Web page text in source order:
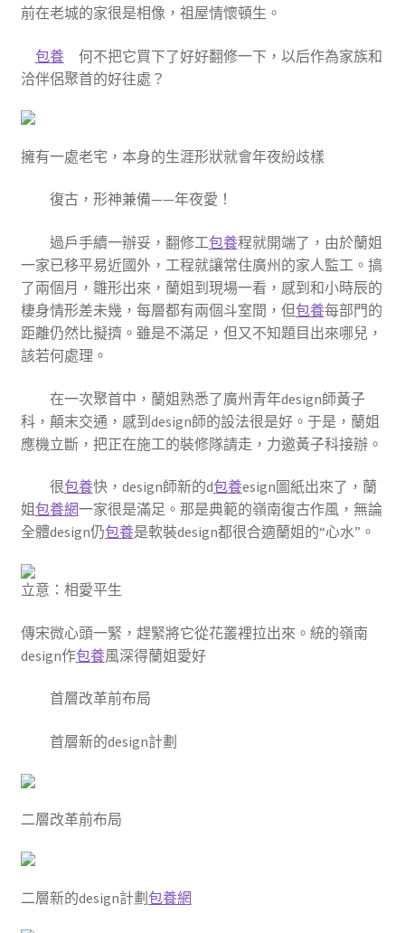
前在老城的家很是相像，祖屋情懷頓生。
包養何不把它買下了好好翻修一下，以后作為家族和
洽伴侶聚首的好往處？
擁有一處老宅，本身的生涯形狀就會年夜紛歧樣
復古，形神兼備——年夜愛！
過戶手續一辦妥，翻修工包養程就開端了，由於蘭姐
一家已移平易近國外，工程就讓常住廣州的家人監工。搞
了兩個月，雛形出來，蘭姐到現場一看，感到和小時辰的
棲身情形差未幾，每層都有兩個斗室間，但包養每部門的
距離仍然比擬擠。雖是不滿足，但又不知題目出來哪兒，
該若何處理。
在一次聚首中，蘭姐熟悉了廣州青年design師黃子
科，顛末交通，感到design師的設法很是好。于是，蘭姐
應機立斷，把正在施工的裝修隊請走，力邀黃子科接辦。
很包養快，design師新的d包養esign圖紙出來了，蘭
姐包養網一家很是滿足。那是典範的嶺南復古作風，無論
全體design仍包養是軟裝design都很合適蘭姐的“心水”。
立意：相愛平生
傳宋微心頭一緊，趕緊將它從花叢裡拉出來。統的嶺南
design作包養風深得蘭姐愛好
首層改革前布局
首層新的design計劃
二層改革前布局
二層新的design計劃包養網